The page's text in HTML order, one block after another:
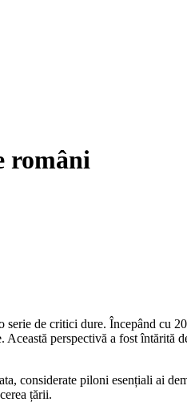
români
de critici dure. Începând cu
perspectivă a fost întărită
considerate piloni esențiali ai
țării.